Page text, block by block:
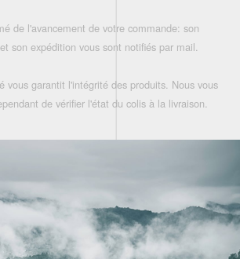
de l'avancement de votre commande: son
son expédition vous sont notifiés par mail.
vous garantit l'intégrité des produits. Nous vous
de vérifier l'état du colis à la livraison.